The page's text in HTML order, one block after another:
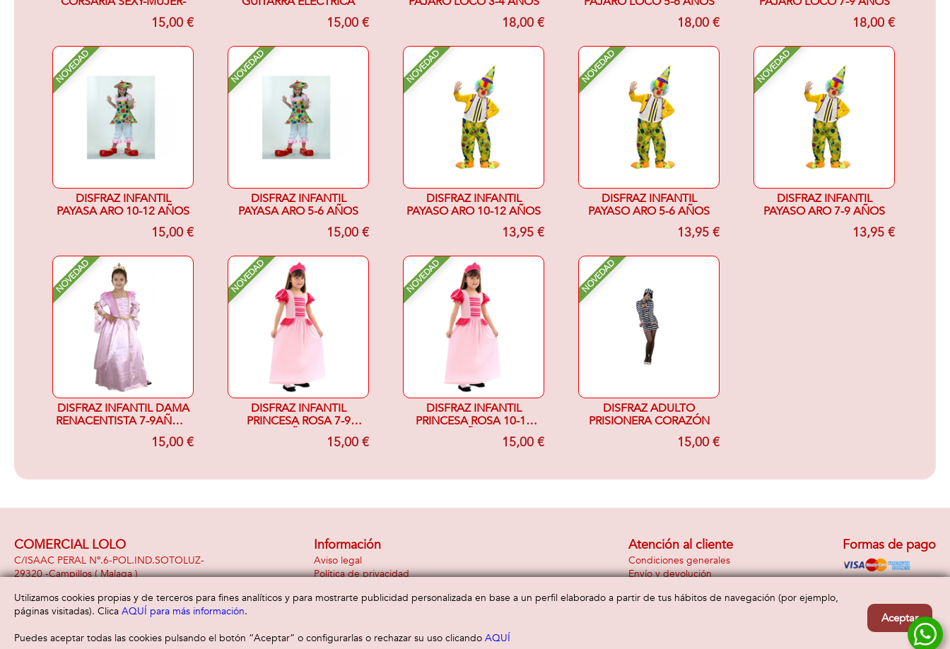
15,00 € 15,00 € 18,00 € 18,00 € 18,00 €
NOVEDAD
DISFRAZ INFANTIL
PAYASA ARO 10-12 AÑOS
15,00 €
NOVEDAD
DISFRAZ INFANTIL
PAYASA ARO 5-6 AÑOS
15,00 €
NOVEDAD
DISFRAZ INFANTIL
PAYASO ARO 10-12 AÑOS
13,95 €
NOVEDAD
DISFRAZ INFANTIL
PAYASO ARO 5-6 AÑOS
13,95 €
NOVEDAD
DISFRAZ INFANTIL
PAYASO ARO 7-9 AÑOS
13,95 €
NOVEDAD
DISFRAZ INFANTIL DAMA
RENACENTISTA 7-9AÑOS,
RASO ROSA15,00 €
NOVEDAD
DISFRAZ INFANTIL
PRINCESA ROSA 7-9
15,00 €
NOVEDAD
DISFRAZ INFANTIL
PRINCESA ROSA 10-12
15,00 €
NOVEDAD
DISFRAZ ADULTO
PRISIONERA CORAZÓN
15,00 €
COMERCIAL LOLO
C/ISAAC PERAL Nº.6-POL.IND.SOTOLUZ-
29320 -Campillos( Malaga )
Información
Aviso legal
Política de privacidad
Atención al cliente
Condiciones generales
Envío y devolución
Formas de pago
Utilizamos cookies propias y de terceros para fines analíticos y para mostrarte publicidad personalizada en base a un perfil elaborado a partir de tus hábitos de navegación (por ejemplo,
páginas visitadas). Clica AQUÍ para más información.
Puedes aceptar todas las cookies pulsando el botón “Aceptar” o configurarlas o rechazar su uso clicando AQUÍ
Aceptar